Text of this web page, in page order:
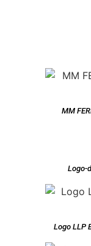
MM
Logo-
Logo LLP